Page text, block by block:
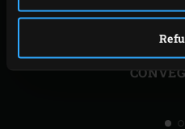
précédente